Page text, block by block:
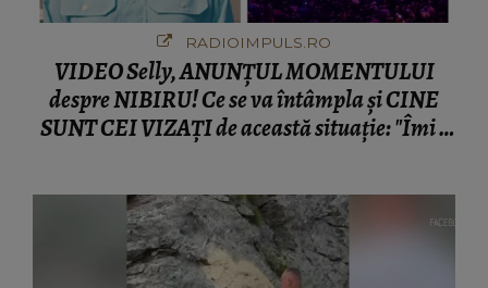
RADIOIMPULS.RO
VIDEO Selly, ANUNȚUL MOMENTULUI
despre NIBIRU! Ce se va întâmpla și CINE
SUNT CEI VIZAȚI de această situație: "Îmi e